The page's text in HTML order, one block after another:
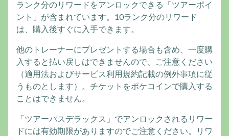
ランク分のリワードをアンロックできる「ツアーポイ
ント」が含まれています。10ランク分のリワード
は、購入後すぐに入手できます。
他のトレーナーにプレゼントする場合も含め、一度購
入すると払い戻しはできませんので、ご注意ください
（適用法およびサービス利用規約記載の例外事項に従
うものとします）。チケットをポケコインで購入する
ことはできません。
「ツアーパスデラックス」でアンロックされるリワー
ドには有効期限がありますのでご注意ください。リワ